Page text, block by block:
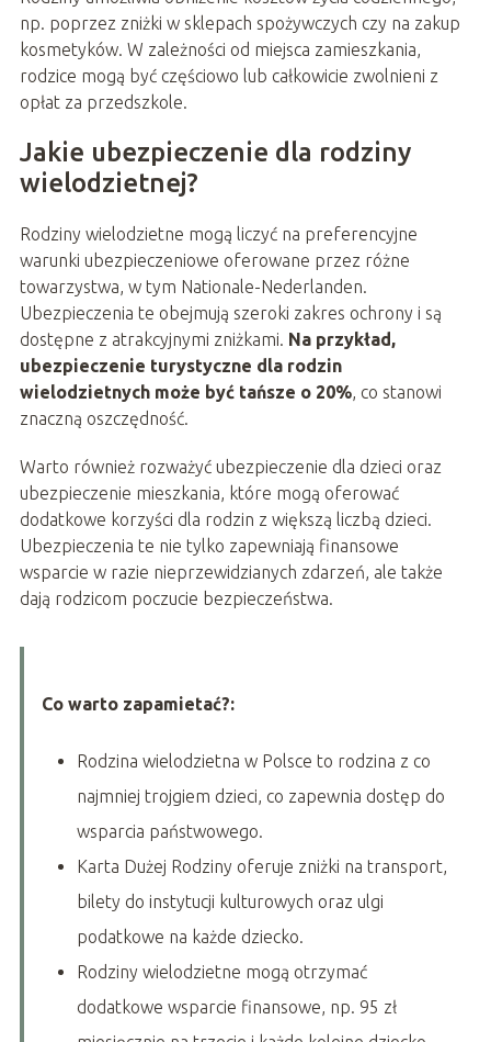
np. poprzez zniżki w sklepach spożywczych czy na zakup
kosmetyków. W zależności od miejsca zamieszkania,
rodzice mogą być częściowo lub całkowicie zwolnieni z
opłat za przedszkole.
Jakie ubezpieczenie dla rodziny
wielodzietnej?
Rodziny wielodzietne mogą liczyć na preferencyjne
warunki ubezpieczeniowe oferowane przez różne
towarzystwa, w tym Nationale-Nederlanden.
Ubezpieczenia te obejmują szeroki zakres ochrony i są
dostępne z atrakcyjnymi zniżkami. Na przykład,
ubezpieczenie turystyczne dla rodzin
wielodzietnych może być tańsze o 20%, co stanowi
znaczną oszczędność.
Warto również rozważyć ubezpieczenie dla dzieci oraz
ubezpieczenie mieszkania, które mogą oferować
dodatkowe korzyści dla rodzin z większą liczbą dzieci.
Ubezpieczenia te nie tylko zapewniają finansowe
wsparcie w razie nieprzewidzianych zdarzeń, ale także
dają rodzicom poczucie bezpieczeństwa.
Co warto zapamietać?:
Rodzina wielodzietna w Polsce to rodzina z co
najmniej trojgiem dzieci, co zapewnia dostęp do
wsparcia państwowego.
Karta Dużej Rodziny oferuje zniżki na transport,
bilety do instytucji kulturowych oraz ulgi
podatkowe na każde dziecko.
Rodziny wielodzietne mogą otrzymać
dodatkowe wsparcie finansowe, np. 95 zł